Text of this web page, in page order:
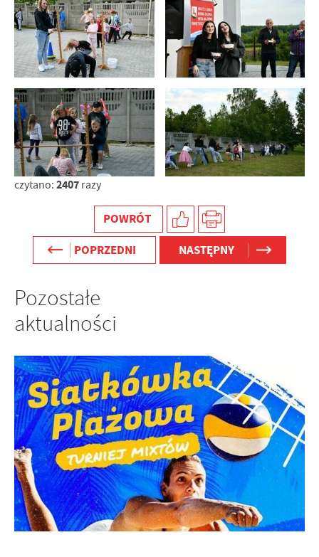
czytano: 2407 razy
POWRÓT
POPRZEDNI
NASTĘPNY
Pozostałe
aktualności